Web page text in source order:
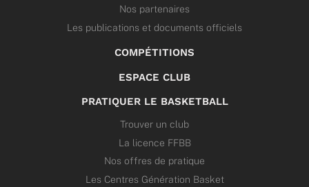
Nos partenaires
Les publications et documents officiels
COMPÉTITIONS
ESPACE CLUB
PRATIQUER LE BASKETBALL
Trouver un club
La licence FFBB
Nos offres de pratique
Les Centres Génération Basket